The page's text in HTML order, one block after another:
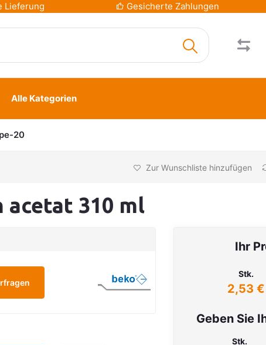
Lieferung Gesicherte Zahlungen
Alle Kategorien
20
Zur Wunschliste hinzufügen
acetat 310 ml
Ihr
Stk.
2,53 €
Geben Sie
Stk.